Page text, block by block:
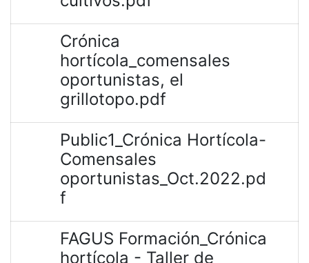
Crónica
hortícola_comensales
oportunistas, el
grillotopo.pdf
Public1_Crónica Hortícola-
Comensales
oportunistas_Oct.2022.pd
f
FAGUS Formación_Crónica
hortícola - Taller de